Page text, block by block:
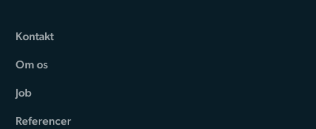
Kontakt
Om os
Job
Referencer